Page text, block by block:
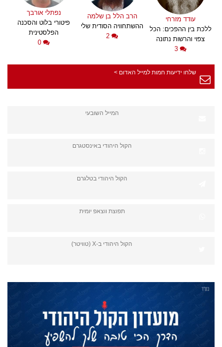
עודד מזרחי
ללכת בין ההפכים: הכל
צפוי והרשות נתונה
3
הרב הלל בן שלמה
ההשתחוויה הסודית שלי
2
נפתלי אורבך
פיטורי בלוט והסכנה
הפלסטינית
0
שלחו ידיעות חמות למייל האדום >
המייל השובעי
הקול היהודי באינסטגרם
הקול היהודי בטלגרם
תפוצת ווצאפ יומית
הקול היהודי ב-X (טוויטר)